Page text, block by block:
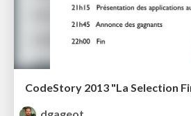
CodeStory 2013 "La Selection